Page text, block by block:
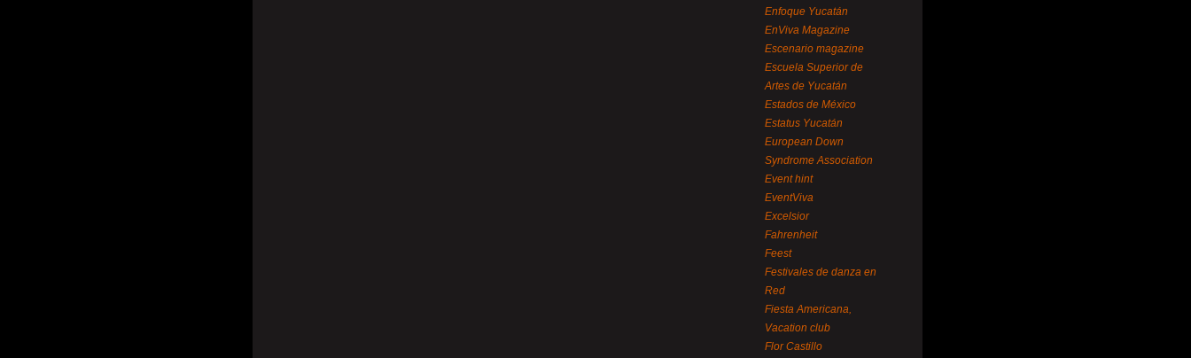
Enfoque Yucatán
EnViva Magazine
Escenario magazine
Escuela Superior de
Artes de Yucatán
Estados de México
Estatus Yucatán
European Down
Syndrome Association
Event hint
EventViva
Excelsior
Fahrenheit
Feest
Festivales de danza en
Red
Fiesta Americana,
Vacation club
Flor Castillo